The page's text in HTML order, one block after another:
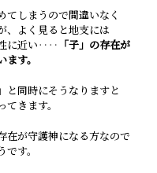
てしまうので間違いなく
、よく見ると地支には
性に近い‥‥ 「子」の存在が
す。
と同時にそうなりますと
きます。
が守護神になる方なので
す。